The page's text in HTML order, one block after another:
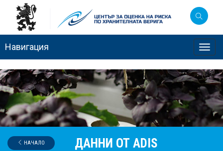
Навигация
ДАННИ ОТ ADIS
НАЧАЛО